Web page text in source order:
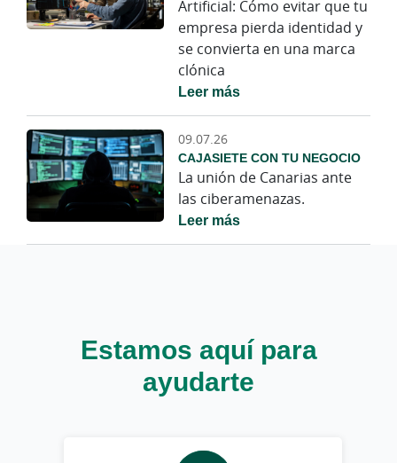
Artificial: Cómo evitar que tu
empresa pierda identidad y
se convierta en una marca
clónica
Leer más
09.07.26
CAJASIETE CON TU NEGOCIO
La unión de Canarias ante
las ciberamenazas.
Leer más
Estamos aquí para
ayudarte